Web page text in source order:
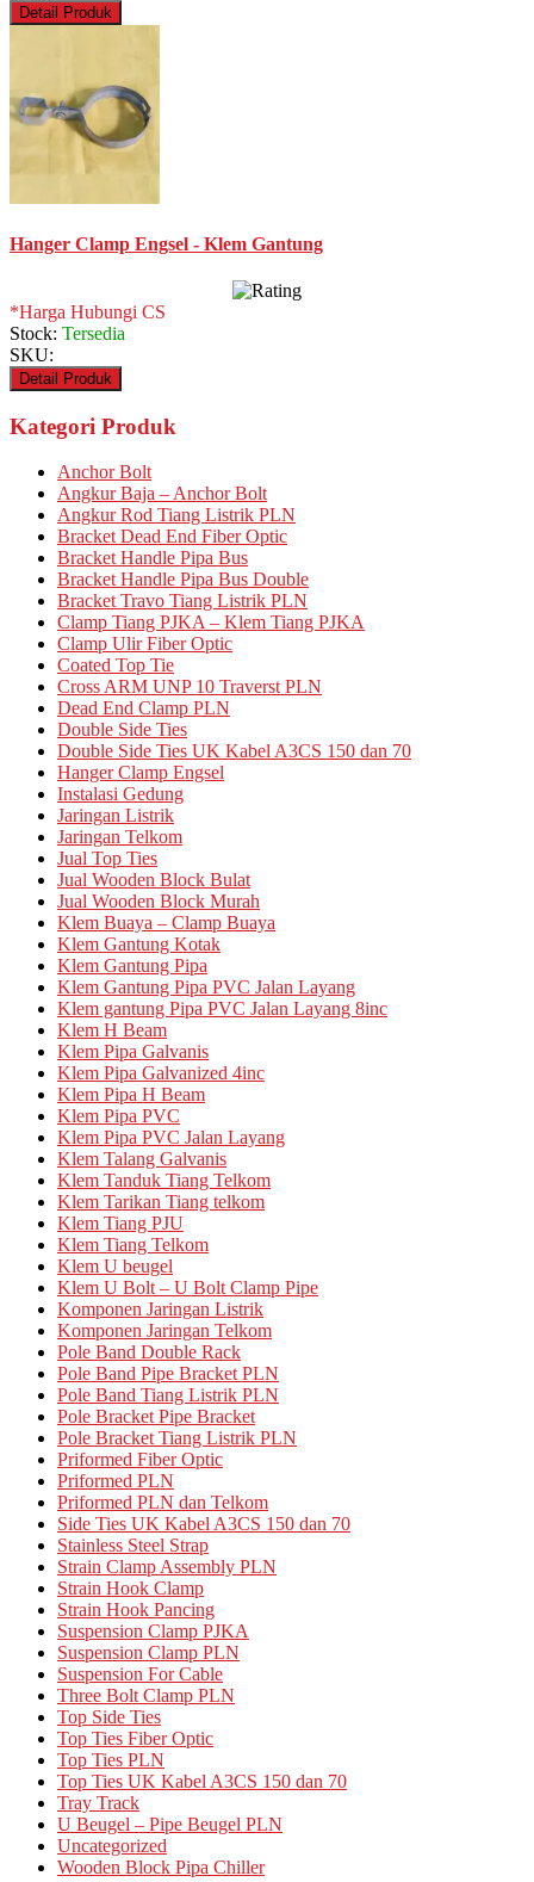
Detail Produk
Hanger Clamp Engsel - Klem Gantung
*Harga Hubungi CS
Stock: Tersedia
SKU:
Detail Produk
Kategori Produk
Anchor Bolt
Angkur Baja – Anchor Bolt
Angkur Rod Tiang Listrik PLN
Bracket Dead End Fiber Optic
Bracket Handle Pipa Bus
Bracket Handle Pipa Bus Double
Bracket Travo Tiang Listrik PLN
Clamp Tiang PJKA – Klem Tiang PJKA
Clamp Ulir Fiber Optic
Coated Top Tie
Cross ARM UNP 10 Traverst PLN
Dead End Clamp PLN
Double Side Ties
Double Side Ties UK Kabel A3CS 150 dan 70
Hanger Clamp Engsel
Instalasi Gedung
Jaringan Listrik
Jaringan Telkom
Jual Top Ties
Jual Wooden Block Bulat
Jual Wooden Block Murah
Klem Buaya – Clamp Buaya
Klem Gantung Kotak
Klem Gantung Pipa
Klem Gantung Pipa PVC Jalan Layang
Klem gantung Pipa PVC Jalan Layang 8inc
Klem H Beam
Klem Pipa Galvanis
Klem Pipa Galvanized 4inc
Klem Pipa H Beam
Klem Pipa PVC
Klem Pipa PVC Jalan Layang
Klem Talang Galvanis
Klem Tanduk Tiang Telkom
Klem Tarikan Tiang telkom
Klem Tiang PJU
Klem Tiang Telkom
Klem U beugel
Klem U Bolt – U Bolt Clamp Pipe
Komponen Jaringan Listrik
Komponen Jaringan Telkom
Pole Band Double Rack
Pole Band Pipe Bracket PLN
Pole Band Tiang Listrik PLN
Pole Bracket Pipe Bracket
Pole Bracket Tiang Listrik PLN
Priformed Fiber Optic
Priformed PLN
Priformed PLN dan Telkom
Side Ties UK Kabel A3CS 150 dan 70
Stainless Steel Strap
Strain Clamp Assembly PLN
Strain Hook Clamp
Strain Hook Pancing
Suspension Clamp PJKA
Suspension Clamp PLN
Suspension For Cable
Three Bolt Clamp PLN
Top Side Ties
Top Ties Fiber Optic
Top Ties PLN
Top Ties UK Kabel A3CS 150 dan 70
Tray Track
U Beugel – Pipe Beugel PLN
Uncategorized
Wooden Block Pipa Chiller